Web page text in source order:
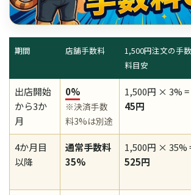
期間 店舗手数料
1,500円注文の手数
料目安
出店開始
から3か
月
0%
※決済手数
料3%は別途
1,500円 × 3% =
45円
4か月目
以降
通常手数料
35%
1,500円 × 35%
525円